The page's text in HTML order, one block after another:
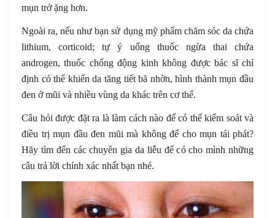
mụn trở ặng hơn.
Ngoài ra, nếu như bạn sử dụng mỹ phẩm chăm sóc da chứa
lithium, corticoid; tự ý uống thuốc ngừa thai chứa
androgen, thuốc chống động kinh không được bác sĩ chỉ
định có thể khiến da tăng tiết bã nhờn, hình thành mụn đầu
đen ở mũi và nhiều vùng da khác trên cơ thể.
Câu hỏi được đặt ra là làm cách nào để có thể kiểm soát và
điều trị mụn đầu đen mũi mà không để cho mụn tái phát?
Hãy tìm đến các chuyên gia da liễu để có cho mình những
câu trả lời chính xác nhất bạn nhé.